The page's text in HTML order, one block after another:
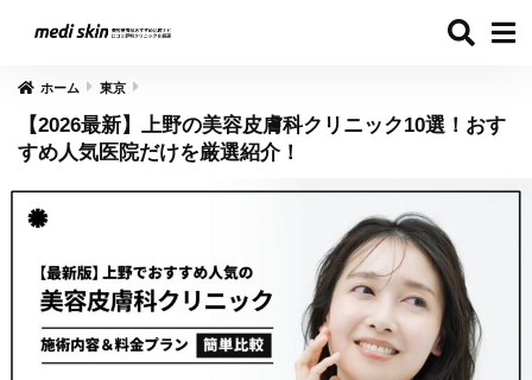
ホーム 東京
【2026最新】上野の美容皮膚科クリニック10選！おす
すめ人気医院だけを厳選紹介！